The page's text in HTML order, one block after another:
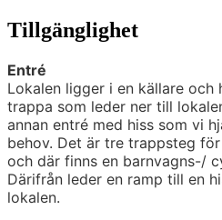
Tillgänglighet
Entré
Lokalen ligger i en källare och
trappa som leder ner till
annan entré med hiss som vi
behov. Det är tre trappsteg
och där finns en barnvagns-/
Därifrån leder en ramp till en
lokalen.